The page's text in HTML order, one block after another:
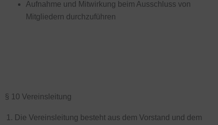
Aufnahme und Mitwirkung beim Ausschluss von
Mitgliedern durchzuführen
§ 10 Vereinsleitung
Die Vereinsleitung besteht aus dem Vorstand und dem